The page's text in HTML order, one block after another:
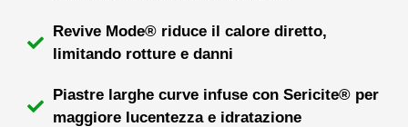
Revive Mode® riduce il calore diretto,
limitando rotture e danni
Piastre larghe curve infuse con Sericite® per
maggiore lucentezza e idratazione